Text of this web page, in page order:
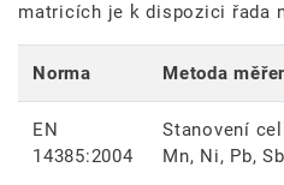
matricích je k dispozici řada
Norma Metoda
EN
14385:2004
Stanovení
Mn, Ni, Pb,